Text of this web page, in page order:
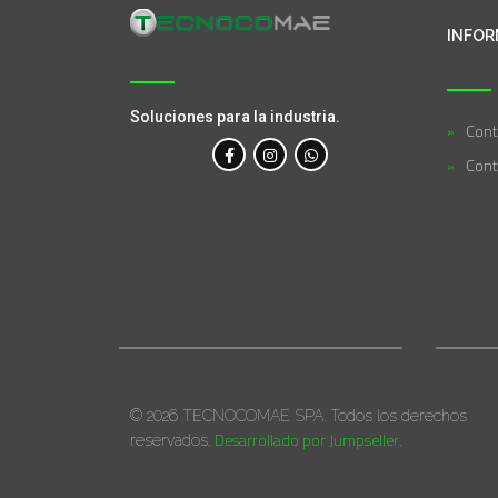
Soluciones para la industria.
© 2026 TECNOCOMAE SPA. Todos los derechos
reservados. Desarrollado por Jumpseller